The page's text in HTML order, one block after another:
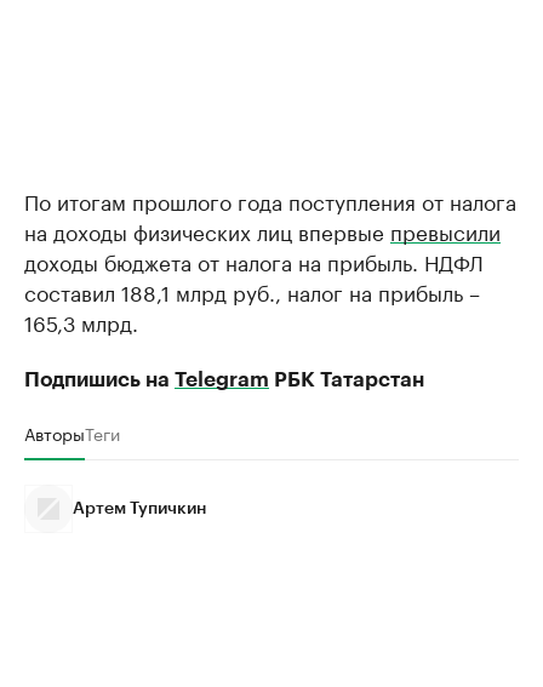
По итогам прошлого года поступления от налога
на доходы физических лиц впервые превысили
доходы бюджета от налога на прибыль. НДФЛ
составил 188,1 млрд руб., налог на прибыль –
165,3 млрд.
Подпишись на Telegram РБК Татарстан
АвторыТеги
Артем Тупичкин